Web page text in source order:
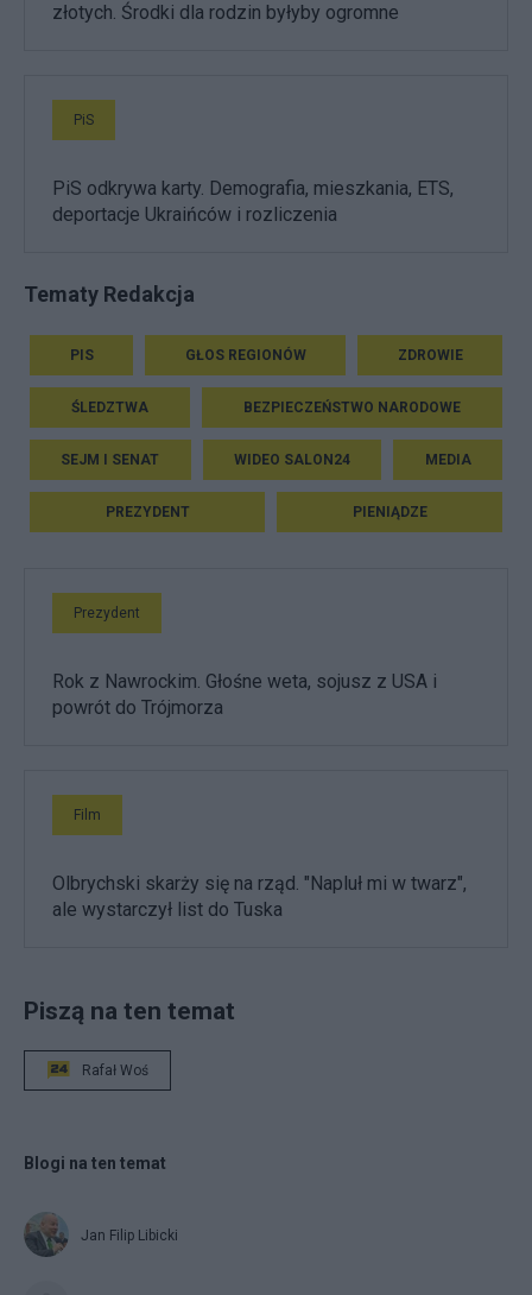
złotych. Środki dla rodzin byłyby ogromne
PiS
PiS odkrywa karty. Demografia, mieszkania, ETS,
deportacje Ukraińców i rozliczenia
Tematy Redakcja
PIS GŁOS REGIONÓW ZDROWIE
ŚLEDZTWA BEZPIECZEŃSTWO NARODOWE
SEJM I SENAT WIDEO SALON24 MEDIA
PREZYDENT PIENIĄDZE
Prezydent
Rok z Nawrockim. Głośne weta, sojusz z USA i
powrót do Trójmorza
Film
Olbrychski skarży się na rząd. "Napluł mi w twarz",
ale wystarczył list do Tuska
Piszą na ten temat
Rafał Woś
Blogi na ten temat
Jan Filip Libicki